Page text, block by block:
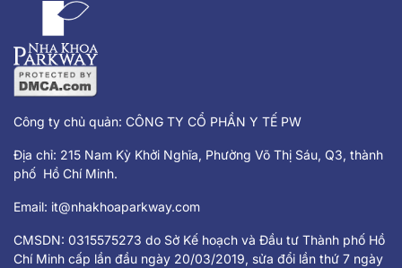
Công ty chủ quản: CÔNG TY CỔ PHẦN Y TẾ PW
Địa chỉ: 215 Nam Kỳ Khởi Nghĩa, Phường Võ Thị Sáu, Q3, thành
phố Hồ Chí Minh.
Email: it@nhakhoaparkway.com
CMSDN: 0315575273 do Sở Kế hoạch và Đầu tư Thành phố Hồ
Chí Minh cấp lần đầu ngày 20/03/2019, sửa đổi lần thứ 7 ngày